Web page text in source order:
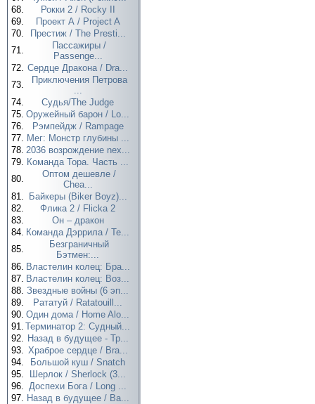
68.
Рокки 2 / Rocky II
69.
Проект А / Project A
70.
Престиж / The Presti...
71.
Пассажиры /
Passenge...
72. Сердце Дракона / Dra...
73.
Приключения Петрова
...
74.
Судья/The Judge
75. Оружейный барон / Lo...
76.
Рэмпейдж / Rampage
77. Мег: Монстр глубины ...
78. 2036 возрождение nex...
79. Команда Тора. Часть ...
80.
Оптом дешевле /
Chea...
81.
Байкеры (Biker Boyz)...
82.
Флика 2 / Flicka 2
83.
Он – дракон
84. Команда Дэррила / Te...
85.
Безграничный
Бэтмен:...
86. Властелин колец: Бра...
87. Властелин колец: Воз...
88. Звездные войны (6 эп...
89.
Рататуй / Ratatouill...
90. Один дома / Home Alo...
91. Терминатор 2: Судный...
92. Назад в будущее - Тр...
93. Храброе сердце / Bra...
94.
Большой куш / Snatch
95.
Шерлок / Sherlock (3...
96. Доспехи Бога / Long ...
97. Назад в будущее / Ba...